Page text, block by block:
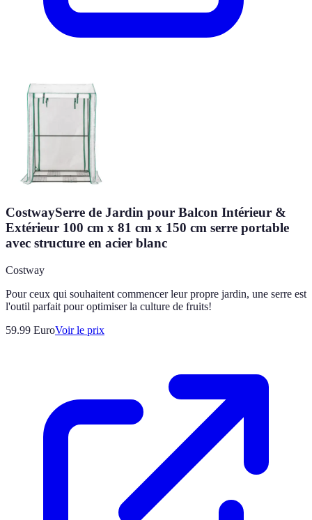
CostwaySerre de Jardin pour Balcon Intérieur &
Extérieur 100 cm x 81 cm x 150 cm serre portable
avec structure en acier blanc
Costway
Pour ceux qui souhaitent commencer leur propre jardin, une serre est
l'outil parfait pour optimiser la culture de fruits!
59.99 EuroVoir le prix